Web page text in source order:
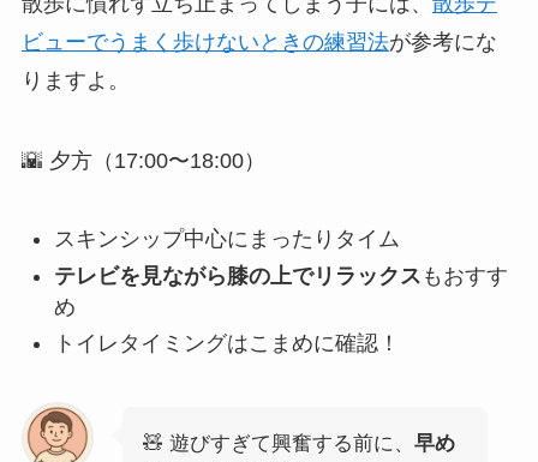
ビューでうまく歩けないときの練習法が参考にな
りますよ。
🌇 夕方（17:00〜18:00）
スキンシップ中心にまったりタイム
テレビを見ながら膝の上でリラックス もおすす
め
トイレタイミングはこまめに確認！
🧸 遊びすぎて興奮する前に、 早め